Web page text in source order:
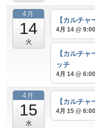
4月
14
火
【カルチ
4月 14 @
【カルチ
ッチ
4月 14 @
4月
15
水
【カルチ
4月 15 @